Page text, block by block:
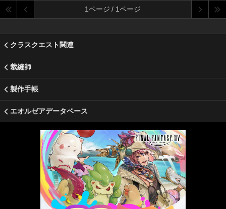
1ページ / 1ページ
クラスクエスト関連
裁縫師
製作手帳
エオルゼアデータベース